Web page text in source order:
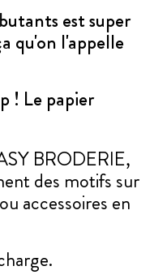
est super
qu'on l'appelle
! Le papier
BRODERIE,
des motifs sur
accessoires en